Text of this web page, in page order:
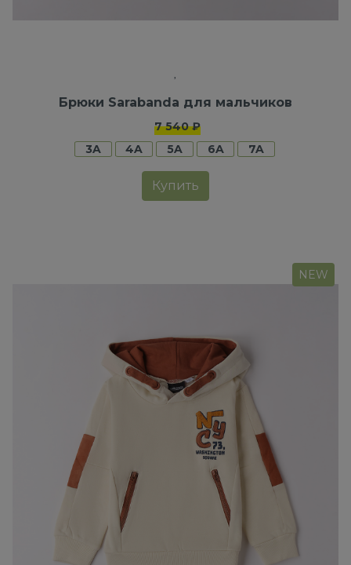
Брюки Sarabanda для мальчиков
7 540 ₽
3A
4A 5A 6A 7A
Купить
NEW